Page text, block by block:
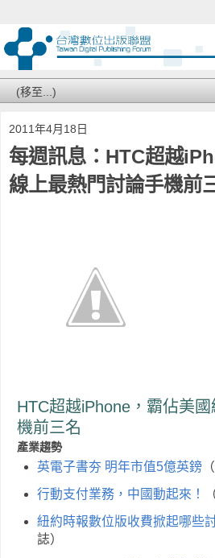
2011年4月18日
每週訊息：HTC超越
線上最熱門討論手機前
HTC超越iPhone，霸佔美
機前三名
產業趨勢
英電子書夯 明年市值5億英鎊
行動支付業務，中國動起來！
紐約時報數位版收費掀起哪些
誌）